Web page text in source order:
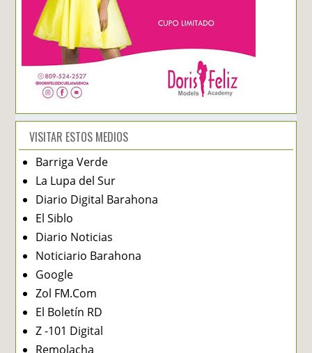
VISITAR ESTOS MEDIOS
Barriga Verde
La Lupa del Sur
Diario Digital Barahona
El Siblo
Diario Noticias
Noticiario Barahona
Google
Zol FM.Com
El Boletín RD
Z -101 Digital
Remolacha